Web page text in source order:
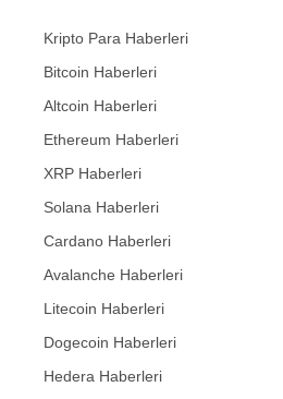
Kripto Para Haberleri
Bitcoin Haberleri
Altcoin Haberleri
Ethereum Haberleri
XRP Haberleri
Solana Haberleri
Cardano Haberleri
Avalanche Haberleri
Litecoin Haberleri
Dogecoin Haberleri
Hedera Haberleri